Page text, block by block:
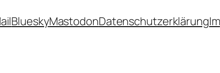
BlueskyMastodonDatenschutzerklärung